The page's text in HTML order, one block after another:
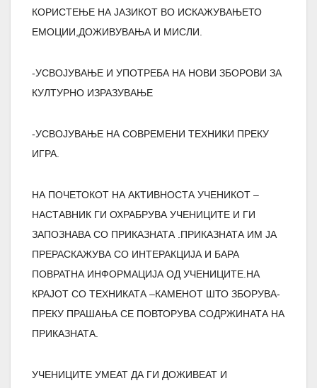
КОРИСТЕЊЕ НА ЈАЗИКОТ ВО ИСКАЖУВАЊЕТО
ЕМОЦИИ,ДОЖИВУВАЊА И МИСЛИ.
-УСВОЈУВАЊЕ И УПОТРЕБА НА НОВИ ЗБОРОВИ ЗА
КУЛТУРНО ИЗРАЗУВАЊЕ
-УСВОЈУВАЊЕ НА СОВРЕМЕНИ ТЕХНИКИ ПРЕКУ
ИГРА.
НА ПОЧЕТОКОТ НА АКТИВНОСТА УЧЕНИКОТ –
НАСТАВНИК ГИ ОХРАБРУВА УЧЕНИЦИТЕ И ГИ
ЗАПОЗНАВА СО ПРИКАЗНАТА .ПРИКАЗНАТА ИМ ЈА
ПРЕРАСКАЖУВА СО ИНТЕРАКЦИЈА И БАРА
ПОВРАТНА ИНФОРМАЦИЈА ОД УЧЕНИЦИТЕ.НА
КРАЈОТ СО ТЕХНИКАТА –КАМЕНОТ ШТО ЗБОРУВА-
ПРЕКУ ПРАШАЊА СЕ ПОВТОРУВА СОДРЖИНАТА НА
ПРИКАЗНАТА.
УЧЕНИЦИТЕ УМЕАТ ДА ГИ ДОЖИВЕАТ И